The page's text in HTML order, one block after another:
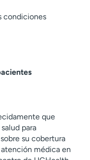
condiciones
que
para
su cobertura
médica en